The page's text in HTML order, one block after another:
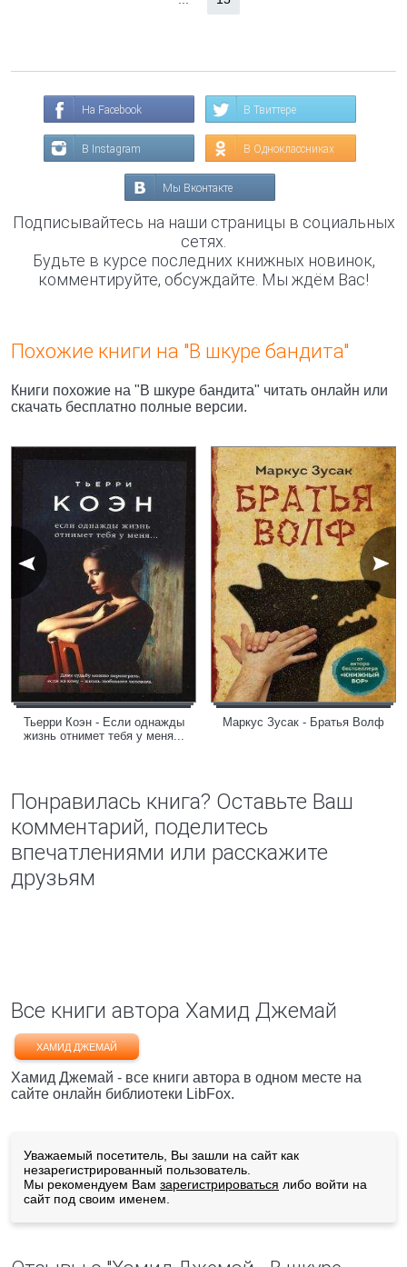
На Facebook В Твиттере
В Instagram В Одноклассниках
Мы Вконтакте
Подписывайтесь на наши страницы в социальных
сетях.
Будьте в курсе последних книжных новинок,
комментируйте, обсуждайте. Мы ждём Вас!
Похожие книги на "В шкуре бандита"
Книги похожие на "В шкуре бандита" читать онлайн или
скачать бесплатно полные версии.
Тьерри Коэн - Если однажды
жизнь отнимет тебя у меня...
Маркус Зусак - Братья Волф
Понравилась книга? Оставьте Ваш
комментарий, поделитесь
впечатлениями или расскажите
друзьям
Все книги автора Хамид Джемай
ХАМИД ДЖЕМАЙ
Хамид Джемай - все книги автора в одном месте на
сайте онлайн библиотеки LibFox.
Уважаемый посетитель, Вы зашли на сайт как
незарегистрированный пользователь.
Мы рекомендуем Вам зарегистрироваться либо войти на
сайт под своим именем.